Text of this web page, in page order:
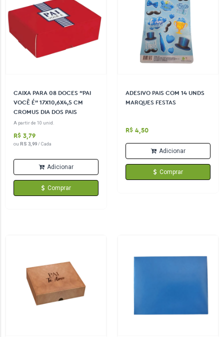
CAIXA PARA 08 DOCES "PAI
VOCÊ É" 17X10,6X4,5 CM
CROMUS DIA DOS PAIS
A partir de 10 unid.
R$ 3,79
ou RS 3,99/ Cada
Adicionar
Comprar
ADESIVO PAIS COM 14 UNDS
MARQUES FESTAS
R$ 4,50
Adicionar
Comprar